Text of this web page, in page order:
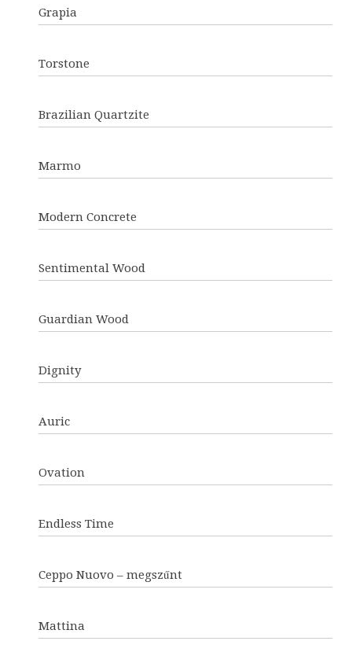
Grapia
Torstone
Brazilian Quartzite
Marmo
Modern Concrete
Sentimental Wood
Guardian Wood
Dignity
Auric
Ovation
Endless Time
Ceppo Nuovo – megszűnt
Mattina